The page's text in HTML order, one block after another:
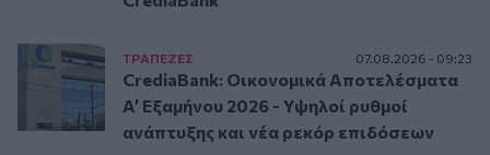
ΤΡAΠΕΖΕΣ 07.08.2026 - 09:23
CrediaBank: Οικονομικά Αποτελέσματα
A’ Εξαμήνου 2026 - Υψηλοί ρυθμοί
ανάπτυξης και νέα ρεκόρ επιδόσεων